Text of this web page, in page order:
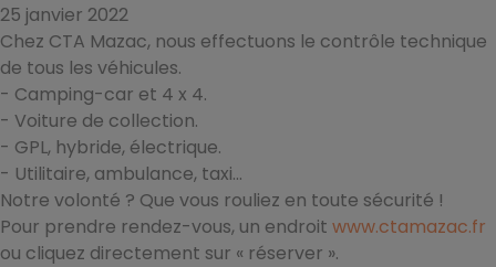
25 janvier 2022
Chez CTA Mazac, nous effectuons le contrôle technique
de tous les véhicules.
- Camping-car et 4 x 4.
- Voiture de collection.
- GPL, hybride, électrique.
- Utilitaire, ambulance, taxi...
Notre volonté ? Que vous rouliez en toute sécurité !
Pour prendre rendez-vous, un endroit www.ctamazac.fr
ou cliquez directement sur « réserver ».